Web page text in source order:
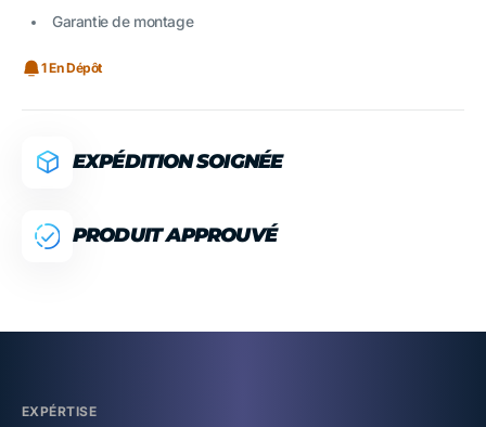
Garantie de montage
1 En Dépôt
EXPÉDITION SOIGNÉE
PRODUIT APPROUVÉ
EXPÉRTISE